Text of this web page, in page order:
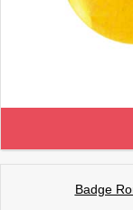
Badge